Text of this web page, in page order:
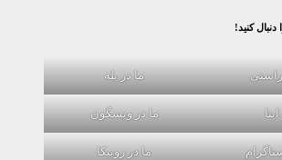
کنید!
ما در بله
ما در ویسگون
ما در روبیکا